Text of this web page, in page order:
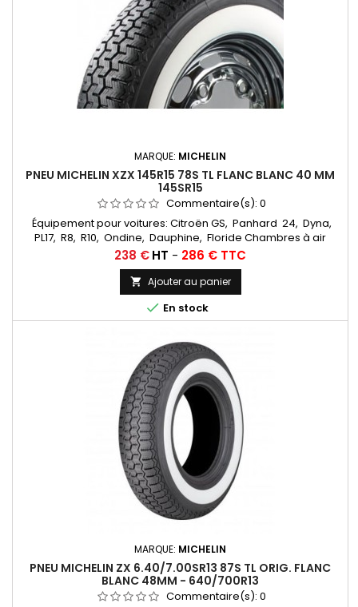
MARQUE: MICHELIN
PNEU MICHELIN XZX 145R15 78S TL FLANC BLANC 40 MM
145SR15
Commentaire(s): 0
Équipement pour voitures: Citroën GS, Panhard 24, Dyna,
PL17, R8, R10, Ondine, Dauphine, Floride Chambres à air
conseillée: 145/155/165/500/560/185/70x15 MICHELIN VALVE
OBLIQUE CAOUTCHOUC (15E13) (CC3401) Autres
appellations: 145R15, 145/80R15, 145-15, 145X15, 145/80-15,
145/80X15, 145-380, 145*15, 145/15, 145X380, 145 15, 145SR15
Prix
238 €HT - 286 € TTC
 Ajouter au panier
 En stock
MARQUE: MICHELIN
PNEU MICHELIN ZX 6.40/7.00SR13 87S TL ORIG. FLANC
BLANC 48MM - 640/700R13
Commentaire(s): 0